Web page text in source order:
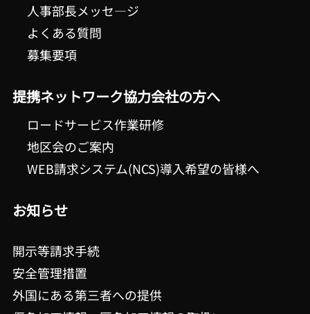
人事部長メッセ―ジ
よくある質問
募集要項
提携ネットワーク協力会社の方へ
ロードサービス作業研修
地区会のご案内
WEB請求システム(NCS)導入希望の皆様へ
お知らせ
開示等請求手続
安全管理措置
外国にある第三者への提供